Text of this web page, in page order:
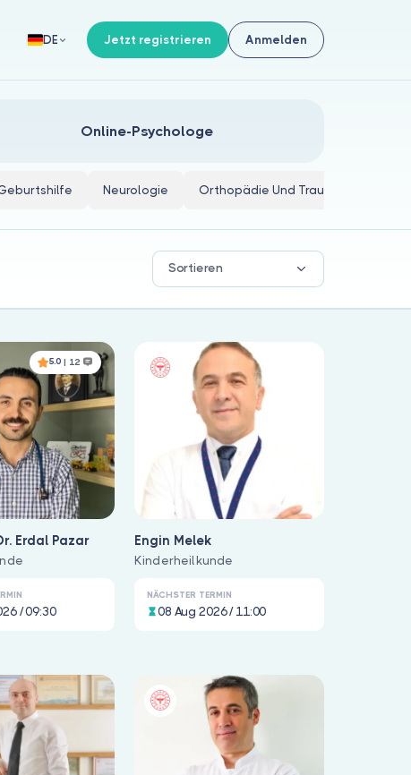
DE Jetzt registrieren Anmelden
Online-Psychologe
Neurologie Orthopädie Und Traumatologie
Sortieren
5.0| 12
Erdal Pazar
/ 09:30
Engin Melek
Kinderheilkunde
NÄCHSTER TERMIN
08 Aug 2026 / 11:00